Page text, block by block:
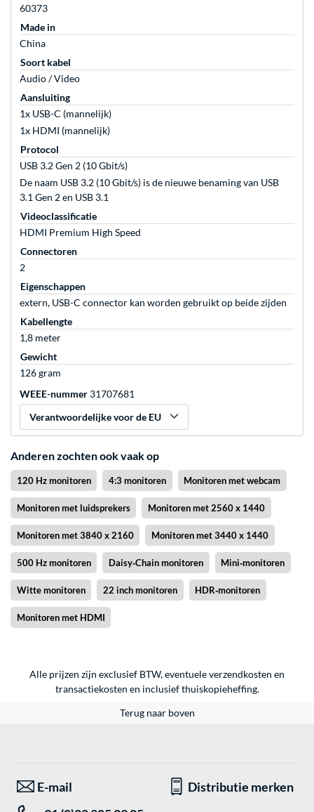
60373
Made in
China
Soort kabel
Audio / Video
Aansluiting
1x USB-C (mannelijk)
1x HDMI (mannelijk)
Protocol
USB 3.2 Gen 2 (10 Gbit/s)
De naam USB 3.2 (10 Gbit/s) is de nieuwe benaming van USB
3.1 Gen 2 en USB 3.1
Videoclassificatie
HDMI Premium High Speed
Connectoren
2
Eigenschappen
extern, USB-C connector kan worden gebruikt op beide zijden
Kabellengte
1,8 meter
Gewicht
126 gram
WEEE-nummer 31707681
Verantwoordelijke voor de EU
Anderen zochten ook vaak op
120 Hz monitoren 4:3 monitoren Monitoren met webcam
Monitoren met luidsprekers Monitoren met 2560 x 1440
Monitoren met 3840 x 2160 Monitoren met 3440 x 1440
500 Hz monitoren Daisy‑Chain monitoren Mini‑monitoren
Witte monitoren 22 inch monitoren HDR‑monitoren
Monitoren met HDMI
Alle prijzen zijn exclusief BTW, eventuele verzendkosten en
transactiekosten en inclusief thuiskopieheffing.
Terug naar boven
E-mail
Distributie merken